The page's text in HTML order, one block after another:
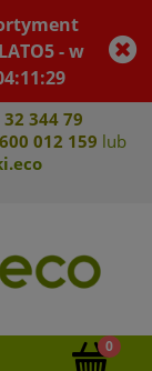
- w
:11:29
32 344 79
012 159 lub